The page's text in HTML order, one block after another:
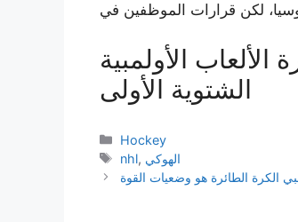
الأولمبية
الشتوية الأولى
Categories
Hockey
Tags
nhl, الهوكي